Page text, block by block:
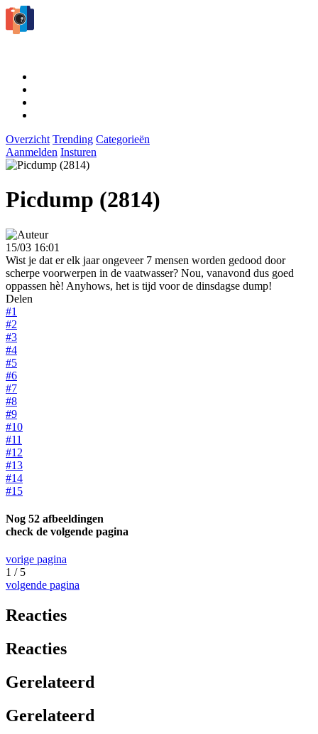
Overzicht Trending Categorieën
Aanmelden Insturen
Picdump (2814)
15/03 16:01
Wist je dat er elk jaar ongeveer 7 mensen worden gedood door
scherpe voorwerpen in de vaatwasser? Nou, vanavond dus goed
oppassen hè! Anyhows, het is tijd voor de dinsdagse dump!
Delen
#1
#2
#3
#4
#5
#6
#7
#8
#9
#10
#11
#12
#13
#14
#15
Nog 52 afbeeldingen
check de volgende pagina
vorige pagina
1 / 5
volgende pagina
Reacties
Reacties
Gerelateerd
Gerelateerd